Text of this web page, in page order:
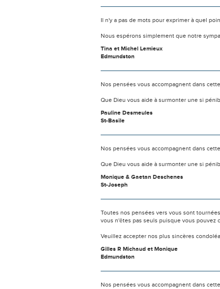
Il n'y a pas de mots pour exprimer à quel
Nous espérons simplement que notre
Tina et Michel Lemieux
Edmundston
Nos pensées vous accompagnent dans
Que Dieu vous aide à surmonter une si
Pauline Desmeules
St-Basile
Nos pensées vous accompagnent dans
Que Dieu vous aide à surmonter une si
Monique & Gaetan Deschenes
St-Joseph
Toutes nos pensées vers vous sont
vous n'êtes pas seuls puisque vous pouvez
Veuillez accepter nos plus sincères
Gilles R Michaud et Monique
Edmundston
Nos pensées vous accompagnent dans